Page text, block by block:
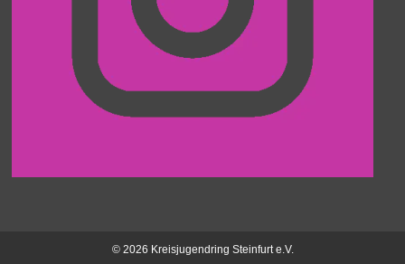
© 2026 Kreisjugendring Steinfurt e.V.